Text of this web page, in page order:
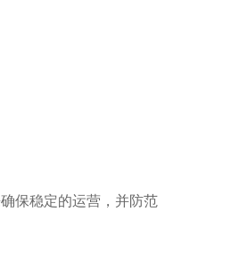
保稳定的运营，并防范